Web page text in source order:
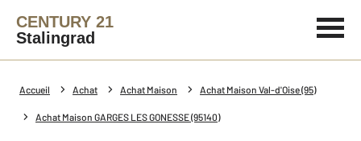
CENTURY 21
Stalingrad
Accueil Achat Achat Maison Achat Maison Val-d'Oise (95)
Achat Maison GARGES LES GONESSE (95140)